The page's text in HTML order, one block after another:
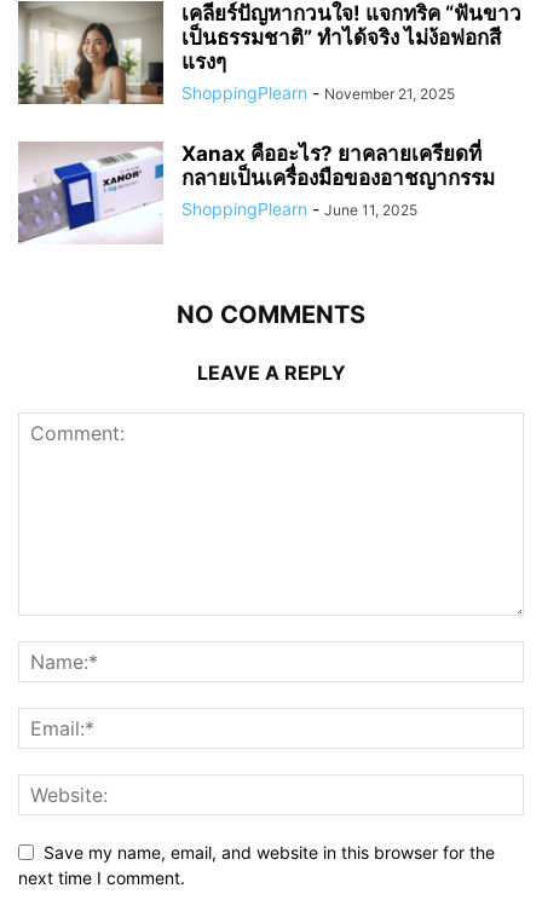
เคลียร์ปัญหากวนใจ! แจกทริค “ฟันขาว
เป็นธรรมชาติ” ทำได้จริง ไม่ง้อฟอกสี
แรงๆ
ShoppingPlearn - November 21, 2025
Xanax คืออะไร? ยาคลายเครียดที่
กลายเป็นเครื่องมือของอาชญากรรม
ShoppingPlearn - June 11, 2025
NO COMMENTS
LEAVE A REPLY
Save my name, email, and website in this browser for the
next time I comment.